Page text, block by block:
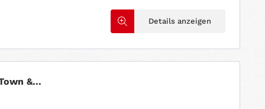
Details anzeigen
&...